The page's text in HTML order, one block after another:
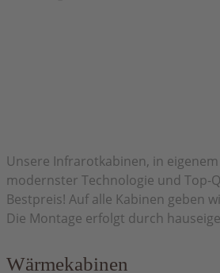
Unsere Infrarotkabinen, in
modernster Technologie und Top-
Bestpreis! Auf alle Kabinen geben
Die Montage erfolgt durch
Wärmekabinen